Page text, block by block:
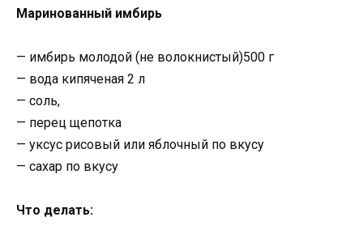
Маринованный имбирь
— имбирь молодой (не волокнистый)500 г
— вода кипяченая 2 л
— соль,
— перец щепотка
— уксус рисовый или яблочный по вкусу
— сахар по вкусу
Что делать: